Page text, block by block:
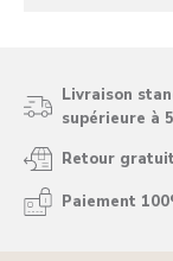
Livraison
supérieure à
Retour
Paiement